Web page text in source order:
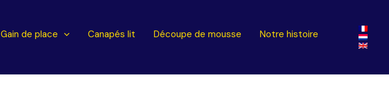
Gain de place Canapés lit Découpe de mousse Notre histoire